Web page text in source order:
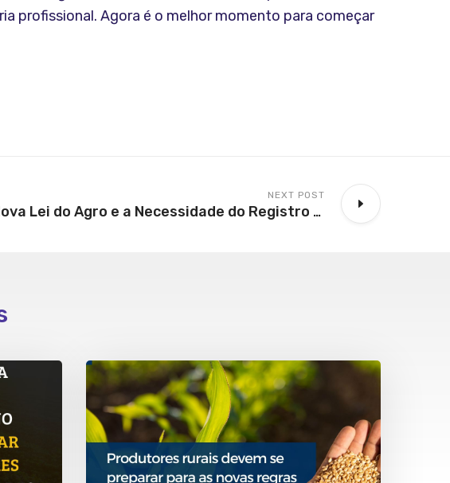
profissional. Agora é o melhor momento para começar
NEXT POST
A Nova Lei do Agro e a Necessidade do Registro da CPR Junto ao BACEN